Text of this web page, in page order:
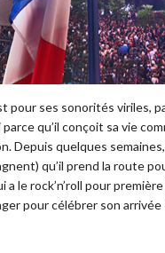
pour ses sonorités viriles,
qu’il conçoit sa vie
Depuis quelques
qu’il prend la route
le rock’n’roll pour
pour célébrer son arrivée